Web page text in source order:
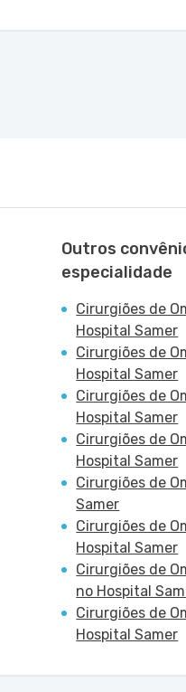
Outros
especialidade
Cirurgiões de
Hospital Samer
Cirurgiões de
Hospital Samer
Cirurgiões de
Hospital Samer
Cirurgiões de
Hospital Samer
Cirurgiões de
Samer
Cirurgiões de
Hospital Samer
Cirurgiões de
no Hospital
Cirurgiões de
Hospital Samer